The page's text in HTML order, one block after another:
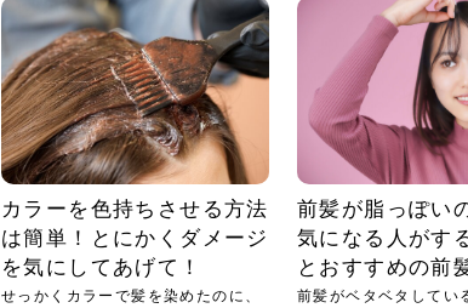
カラーを色持ちさせる方法
は簡単！とにかくダメージ
を気にしてあげて！
せっかくカラーで髪を染めたのに、
前髪が脂っぽい
気になる人がす
とおすすめの前
前髪がベタベタしてい